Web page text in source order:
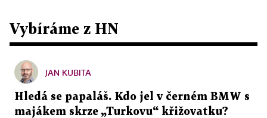
Vybíráme z HN
JAN KUBITA
Hledá se papaláš. Kdo jel v černém BMW s
majákem skrze „Turkovu“ křižovatku?